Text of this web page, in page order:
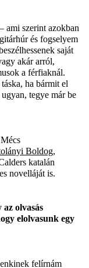
ami szerint azokban
és fogselyem
saját
akár arról,
a férfiaknál.
ha bármit el
tegye már be
Boldog,
katalán
novelláját is.
olvasás
elolvasunk egy
felírnám